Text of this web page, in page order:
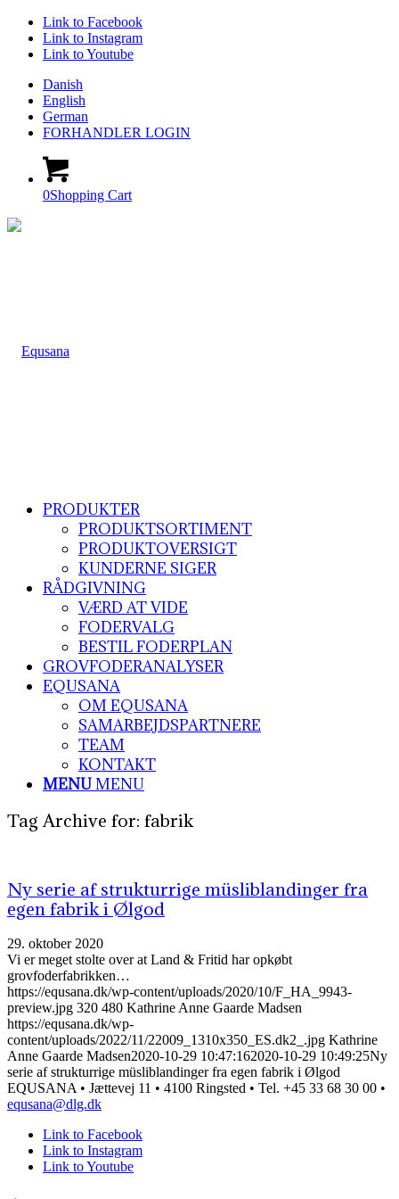
Link to Facebook
Link to Instagram
Link to Youtube
Danish
English
German
FORHANDLER LOGIN
0Shopping Cart
PRODUKTER
PRODUKTSORTIMENT
PRODUKTOVERSIGT
KUNDERNE SIGER
RÅDGIVNING
VÆRD AT VIDE
FODERVALG
BESTIL FODERPLAN
GROVFODERANALYSER
EQUSANA
OM EQUSANA
SAMARBEJDSPARTNERE
TEAM
KONTAKT
MENUMENU
Tag Archive for: fabrik
Ny serie af strukturrige müsliblandinger fra
egen fabrik i Ølgod
29. oktober 2020
Vi er meget stolte over at Land & Fritid har opkøbt
grovfoderfabrikken…
https://equsana.dk/wp-content/uploads/2020/10/F_HA_9943-
preview.jpg 320 480 Kathrine Anne Gaarde Madsen
https://equsana.dk/wp-
content/uploads/2022/11/22009_1310x350_ES.dk2_.jpg Kathrine
Anne Gaarde Madsen2020-10-29 10:47:162020-10-29 10:49:25Ny
serie af strukturrige müsliblandinger fra egen fabrik i Ølgod
EQUSANA • Jættevej 11 • 4100 Ringsted • Tel. +45 33 68 30 00 •
equsana@dlg.dk
Link to Facebook
Link to Instagram
Link to Youtube